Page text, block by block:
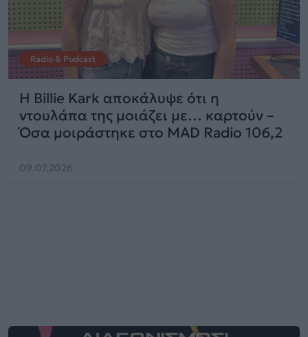
Radio & Podcast
Η Billie Kark αποκάλυψε ότι η
ντουλάπα της μοιάζει με… καρτούν –
Όσα μοιράστηκε στο MAD Radio 106,2
09.07.2026